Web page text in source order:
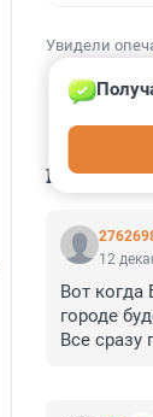
Увидели
12
Вот когда
городе
Все сразу